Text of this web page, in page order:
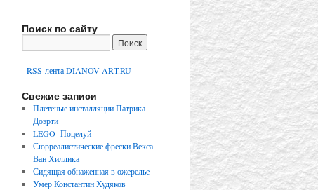
Поиск по сайту
RSS-лента DIANOV-ART.RU
Свежие записи
Плетеные инсталляции Патрика
Доэрти
LEGO−Поцелуй
Сюрреалистические фрески Векса
Ван Хиллика
Сидящая обнаженная в ожерелье
Умер Константин Худяков